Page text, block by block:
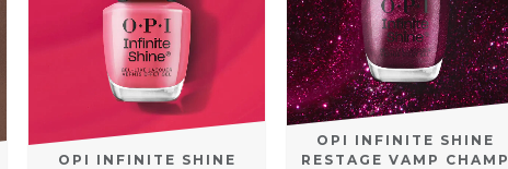
OPI INFINITE SHINE
OPI INFINITE SHINE
RESTAGE VAMP CHAMP